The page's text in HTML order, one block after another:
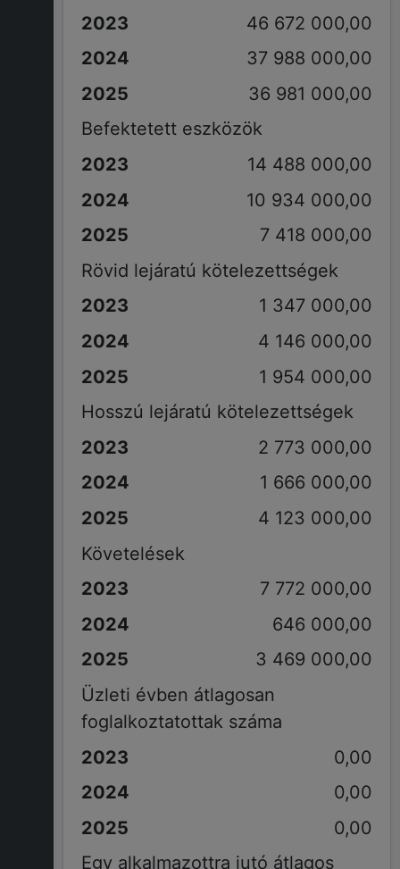
46 672 000,00
37 988 000,00
36 981 000,00
Befektetett eszközök
14 488 000,00
10 934 000,00
7 418 000,00
Rövid lejáratú kötelezettségek
1 347 000,00
4 146 000,00
1 954 000,00
Hosszú lejáratú kötelezettségek
2 773 000,00
1 666 000,00
4 123 000,00
Követelések
7 772 000,00
646 000,00
3 469 000,00
Üzleti évben átlagosan
foglalkoztatottak száma
0,00
0,00
0,00
Egy alkalmazottra jutó átlagos